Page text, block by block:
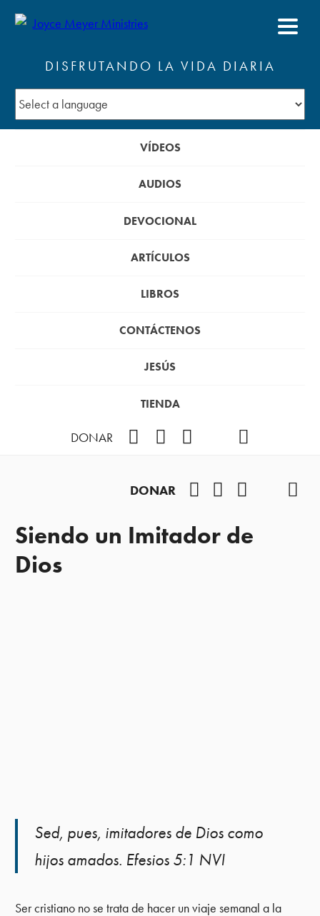
DISFRUTANDO LA VIDA DIARIA
VÍDEOS
AUDIOS
DEVOCIONAL
ARTÍCULOS
LIBROS
CONTÁCTENOS
JESÚS
TIENDA
DONAR
DONAR
Siendo un Imitador de
Dios
Sed, pues, imitadores de Dios como
hijos amados. Efesios 5:1 NVI
Ser cristiano no se trata de hacer un viaje semanal a la